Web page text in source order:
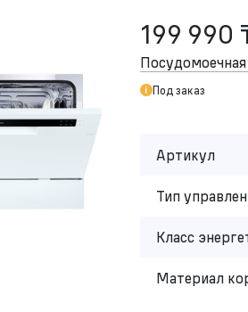
199 990
Под заказ
Артикул
Тип
Класс
Материал